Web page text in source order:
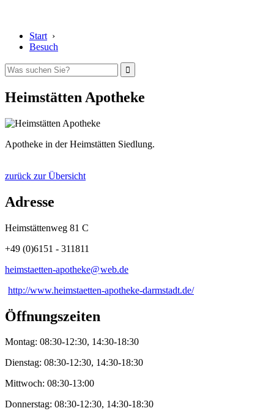
Start ›
Besuch
Heimstätten Apotheke
Apotheke in der Heimstätten Siedlung.
zurück zur Übersicht
Adresse
Heimstättenweg 81 C
+49 (0)6151 - 311811
heimstaetten-apotheke@web.de
http://www.heimstaetten-apotheke-darmstadt.de/
Öffnungszeiten
Montag: 08:30-12:30, 14:30-18:30
Dienstag: 08:30-12:30, 14:30-18:30
Mittwoch: 08:30-13:00
Donnerstag: 08:30-12:30, 14:30-18:30